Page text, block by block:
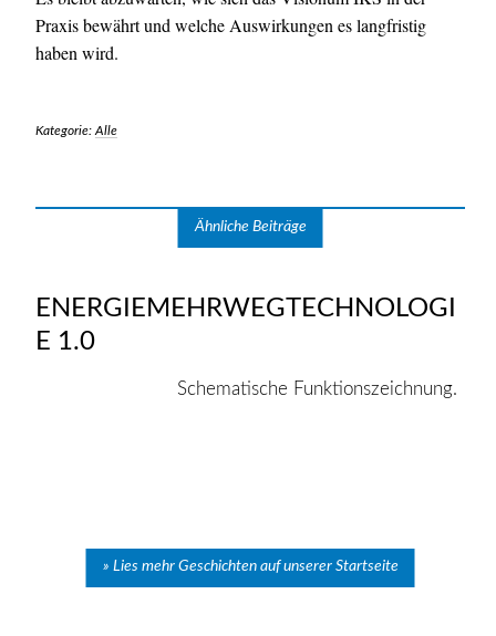
Praxis bewährt und welche Auswirkungen es langfristig
haben wird.
Kategorie: Alle
Ähnliche Beiträge
ENERGIEMEHRWEGTECHNOLOGI
E 1.0
Schematische Funktionszeichnung.
Lies mehr Geschichten auf unserer Startseite